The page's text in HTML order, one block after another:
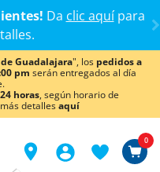
Da clic aquípara
Guadalajara", los pedidos a
pm serán entregados al día
horas, según horario de
detallesaquí
0